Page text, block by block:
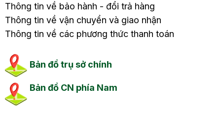
Thông tin về bảo hành - đổi trả hàng
Thông tin về vận chuyển và giao nhận
Thông tin về các phương thức thanh toán
Bản đồ trụ sở chính
Bản đồ CN phía Nam